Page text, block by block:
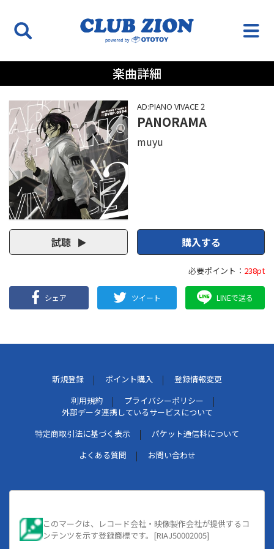
楽曲詳細
AD:PIANO VIVACE 2
PANORAMA
muyu
試聴 購入する
必要ポイント： 238pt
シェア ツイート LINEで送る
新規登録 ポイント購入
登録情報変更
利用規約
プライバシーポリシー
外部データ連携しているサービスについて
特定商取引法に基づく表示
パケット通信料について
よくある質問
お問い合わせ
このマークは、レコード会社・映像製作会社が提供するコ
ンテンツを示す登録商標です。[RIAJ50002005]